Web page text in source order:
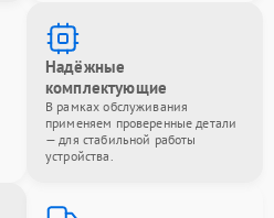
Надёжные
комплектующие
В рамках обслуживания
применяем проверенные детали
— для стабильной работы
устройства.